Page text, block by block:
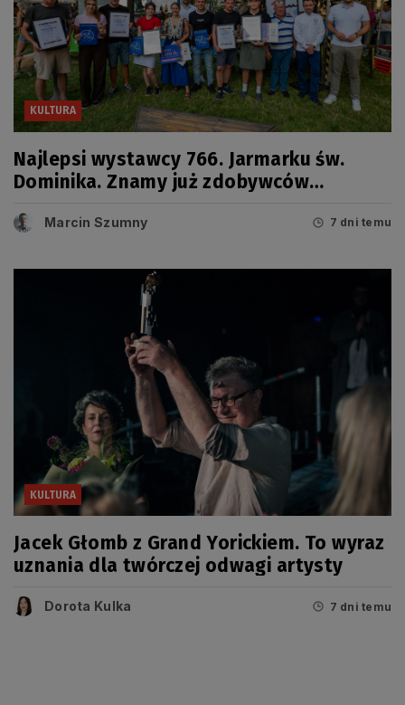
KULTURA
Najlepsi wystawcy 766. Jarmarku św.
Dominika. Znamy już zdobywców
Marcin Szumny 7 dni temu
KULTURA
Jacek Głomb z Grand Yorickiem. To wyraz
uznania dla twórczej odwagi artysty
Dorota Kulka 7 dni temu